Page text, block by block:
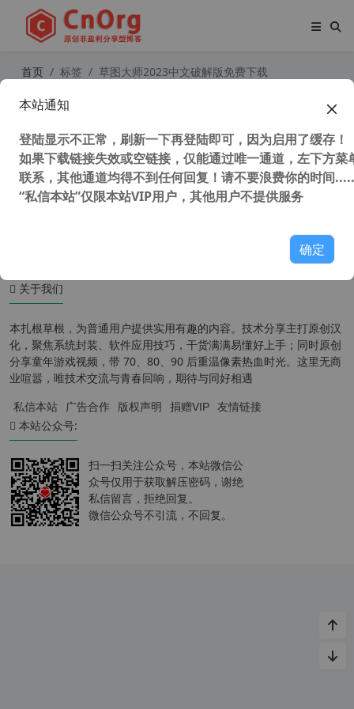
首页 标签 草图大师2023中文破解版免费下载
草图大师 SketchUp Pro 2023 v23.1.
装教程
关于我们
本扎根草根，为普通用户提供实用有趣的内容。技术分享主打原创汉
化，聚焦系统封装、软件应用技巧，干货满满易懂好上手；同时原创
分享童年游戏视频，带 70、80、90 后重温像素热血时光。这里无商
业喧嚣，唯技术交流与青春回响，期待与同好相遇
私信本站 广告合作 版权声明 捐赠VIP 友情链接
本站公众号:
扫一扫关注公众号，本站微信公
众号仅用于获取解压密码，谢绝
私信留言，拒绝回复。
微信公众号不引流，不回复。
本站通知
登陆显示不正常，刷新一下再登陆即可，因为启用了缓存！
如果下载链接失效或空链接，仅能通过唯一通道，左下方菜
联系，其他通道均得不到任何回复！请不要浪费你的时间
“私信本站”仅限本站VIP用户，其他用户不提供服务
确定